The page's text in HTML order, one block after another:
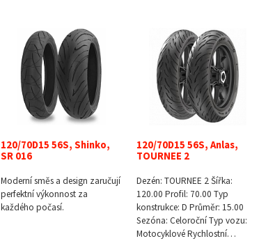
120/70D15 56S, Shinko,
SR 016
Moderní směs a design zaručují
perfektní výkonnost za
každého počasí.
120/70D15 56S, Anlas,
TOURNEE 2
Dezén: TOURNEE 2 Šířka:
120.00 Profil: 70.00 Typ
konstrukce: D Průměr: 15.00
Sezóna: Celoroční Typ vozu:
Motocyklové Rychlostní…